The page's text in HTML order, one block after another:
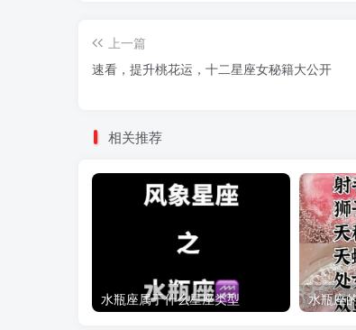
上一篇
速看，提升桃花运，十二星座女秘籍大公开
相关推荐
水瓶座属于什么星座类型 水瓶座